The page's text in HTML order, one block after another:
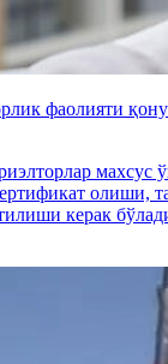
фаолияти
махсус
олиши,
керак